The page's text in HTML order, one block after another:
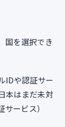
国を選択でき
IDや認証サー
本はまだ未対
ービス）